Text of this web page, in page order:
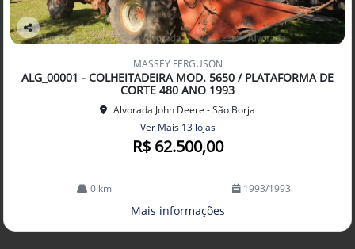
Co
arti
lhe
MASSEY FERGUSON
ALG_00001 - COLHEITADEIRA MOD. 5650 / PLATAFORMA DE
CORTE 480 ANO 1993
Alvorada John Deere - São Borja
Ver Mais 13 lojas
R$ 62.500,00
0 km 1993/1993
Mais informações